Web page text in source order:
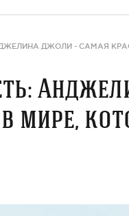
ДЖОЛИ - САМАЯ
мире,